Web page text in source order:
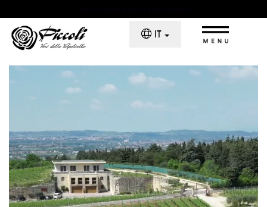
IT
×
Chi Siamo
Il Monte La Parte
La Cantina